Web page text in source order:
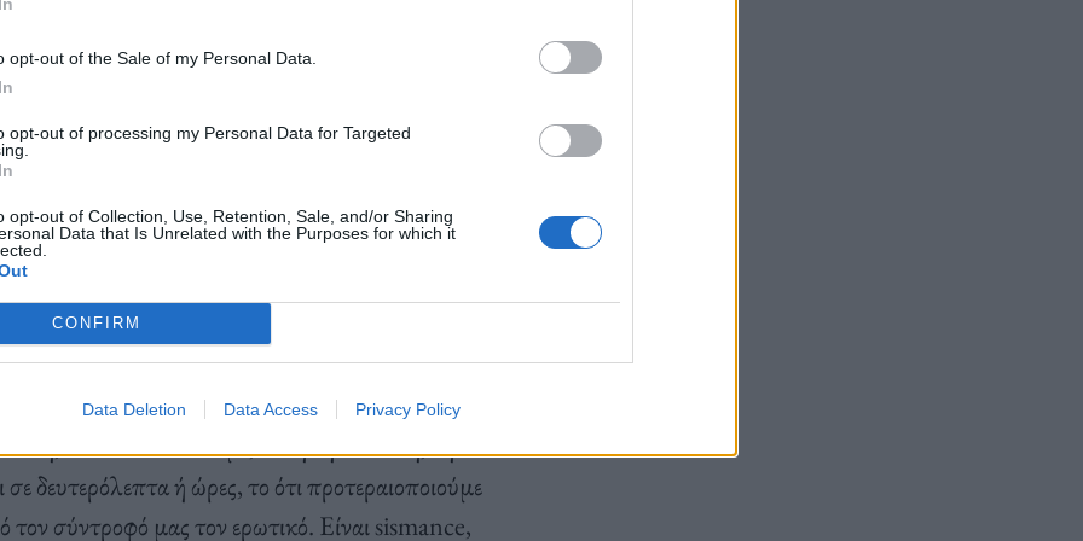
opt-out of the Sale of my Personal Data.
opt-out of processing my Personal Data for Targeted
opt-out of Collection, Use, Retention, Sale, and/or Sharing
Data that Is Unrelated with the Purposes for which it
CONFIRM
Data Deletion Data Access Privacy Policy
και διάφορα άλλα ωραία πραγματάκια και
μου κι εγώ δηλώνουμε «παντρεμένες
για τον γάμο ομοφύλων, εννοείται πως
πριν περάσει οποιοσδήποτε νόμος!
που κάνουμε μεταξύ μας (και μαζί με εμάς, η
ήμασταν λεσβίες και είχαμε η μία την άλλη
αυτό που νιώθουμε, αυτή τη σύνδεση, την
δευτερόλεπτα ή ώρες, το ότι προτεραιοποιούμε
σύντροφό μας τον ερωτικό. Είναι sismance,